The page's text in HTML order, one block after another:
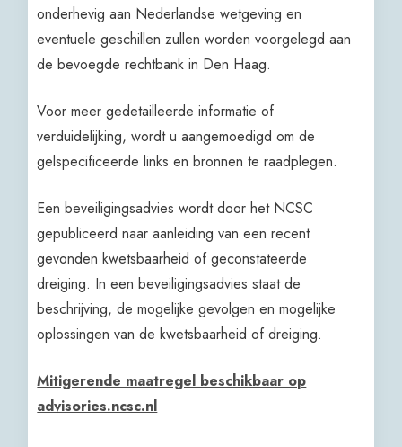
onderhevig aan Nederlandse wetgeving en
eventuele geschillen zullen worden voorgelegd aan
de bevoegde rechtbank in Den Haag.
Voor meer gedetailleerde informatie of
verduidelijking, wordt u aangemoedigd om de
gelspecificeerde links en bronnen te raadplegen.
Een beveiligingsadvies wordt door het NCSC
gepubliceerd naar aanleiding van een recent
gevonden kwetsbaarheid of geconstateerde
dreiging. In een beveiligingsadvies staat de
beschrijving, de mogelijke gevolgen en mogelijke
oplossingen van de kwetsbaarheid of dreiging.
Mitigerende maatregel beschikbaar op
advisories.ncsc.nl